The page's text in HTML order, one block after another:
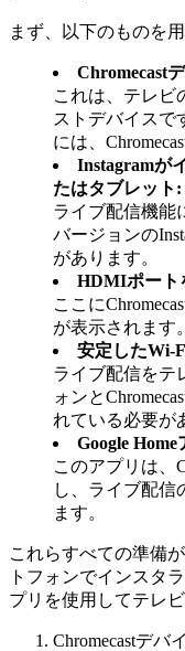
まず、以下のものを
Chromecast
これは、テレビ
ストデバイスで
には、
Instagramが
たはタブレット:
ライブ配信機能
バージョンの
があります。
HDMIポート
ここに
が表示されます。
安定したWi-
ライブ配信をテ
ォンと
れている必要が
Google Home
このアプリは、
し、ライブ配信
ます。
これらすべての準備
トフォンでインスタ
プリを使用してテレ
Chromecastデ